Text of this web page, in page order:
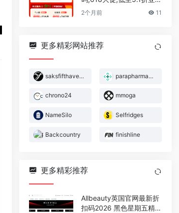
逊,tiktok,shopify,temu运
2个月前 11
更多精彩网站推荐
saksfifthavenue parapharmadirect
chrono24 mmoga
NameSilo Selfridges
Backcountry finishline
更多精彩推荐
Allbeauty英国官网最新折
扣码2026 黑色星期五精选